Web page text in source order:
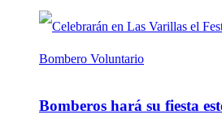
Bomberos hará su fiesta